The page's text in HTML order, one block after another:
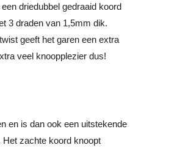
driedubbel gedraaid koord
3 draden van 1,5mm dik.
geeft het garen een extra
veel knoopplezier dus!
en is dan ook een uitstekende
zachte koord knoopt